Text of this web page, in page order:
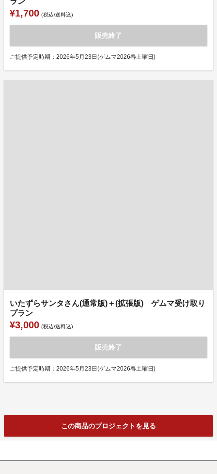
¥1,700 (税込/送料込)
販売終了
ご提供予定時期：2026年5月23日(ゲムマ2026春土曜日)
いたずらサンタさん(通常版)＋(拡張版) ゲムマ受け取り
プラン
¥3,000 (税込/送料込)
販売終了
ご提供予定時期：2026年5月23日(ゲムマ2026春土曜日)
この商品のプロジェクトを見る